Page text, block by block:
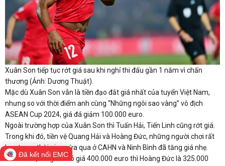
Xuân Son tiếp tục rớt giá sau khi nghỉ thi đấu gần 1 năm vì chấn
thương (Ảnh: Dương Thuật).
Mặc dù Xuân Son vẫn là tiền đạo đắt giá nhất của tuyển Việt Nam,
nhưng so với thời điểm anh cùng “Những ngôi sao vàng” vô địch
ASEAN Cup 2024, giá đá giảm 100.000 euro.
Ngoài trường hợp của Xuân Son thì Tuấn Hải, Tiến Linh cũng rớt giá.
Trong khi đó, tiền vệ Quang Hải và Hoàng Đức, những người chơi rất
hay trong thời gian vừa qua ở CAHN và Ninh Bình đã tăng giá nhẹ.
Nếu như Quang Hải có giá 400.000 euro thì Hoàng Đức là 325.000
Đã kết nối EMC